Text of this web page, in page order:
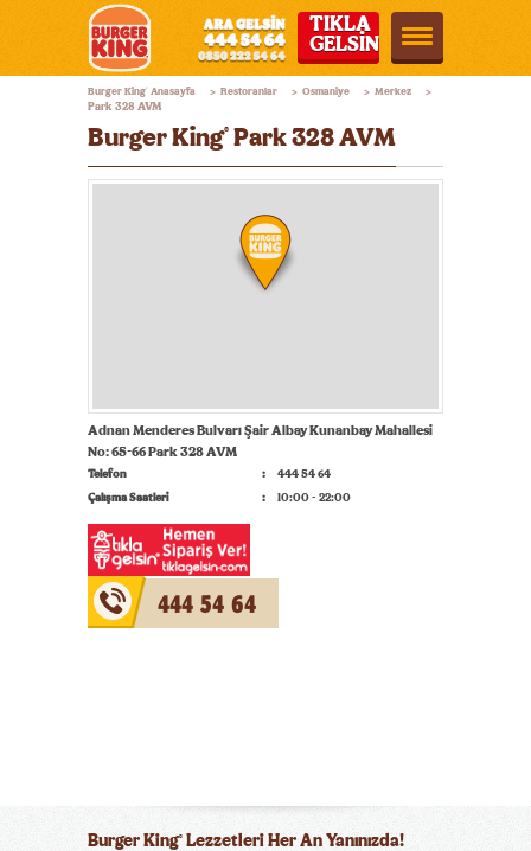
Burger
King®
Türkiye
TIKLA
GELSİN
Burger King® Anasayfa > Restoranlar > Osmaniye > Merkez >
Park 328 AVM
Burger King® Park 328 AVM
Adnan Menderes Bulvarı Şair Albay Kunanbay Mahallesi
No: 65-66 Park 328 AVM
Telefon
444 54 64
Çalışma Saatleri
10:00 - 22:00
444 54 64
Burger King® Lezzetleri Her An Yanınızda!